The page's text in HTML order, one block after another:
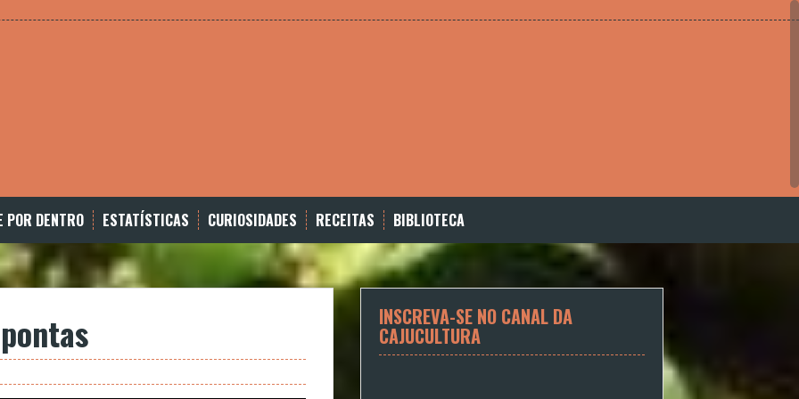
POR DENTRO ESTATÍSTICAS CURIOSIDADES RECEITAS BIBLIOTECA
INSCREVA-SE NO CANAL DA
CAJUCULTURA